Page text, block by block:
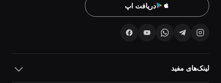
دریافت اپ
لینک‌های مفید